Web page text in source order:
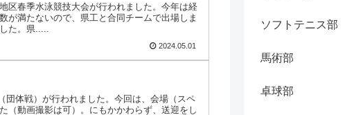
区春季水泳競技大会が行われました。今年は経
が満たないので、県工と合同チームで出場しま
た。県.....
2024.05.01
団体戦）が行われました。今回は、会場（スペ
（動画撮影は可）。にもかかわらず、送迎をし
ソフトテニス部
馬術部
卓球部